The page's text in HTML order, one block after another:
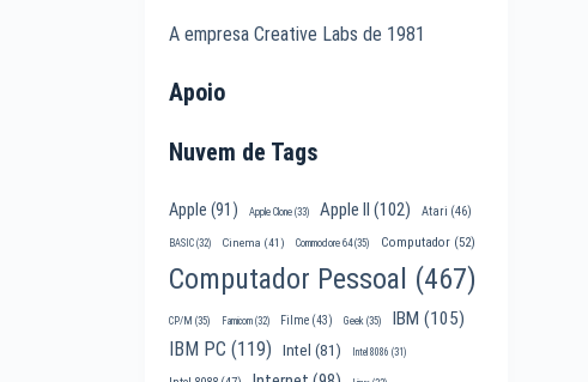
A empresa Creative Labs de 1981
Apoio
Nuvem de Tags
Apple (91) Apple Clone (33) Apple II (102) Atari (46)
BASIC (32) Cinema (41) Commodore 64(35) Computador (52)
Computador Pessoal (467)
CP/M (35) Famicom (32) Filme (43) Geek (35) IBM (105)
IBM PC (119) Intel (81) Intel 8086 (31)